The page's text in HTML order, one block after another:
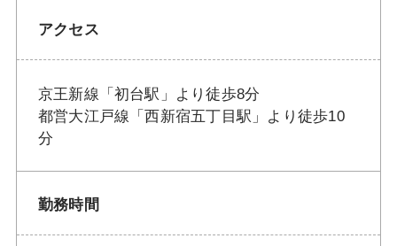
アクセス
京王新線「初台駅」より徒歩8分
都営大江戸線「西新宿五丁目駅」より徒歩10
分
勤務時間